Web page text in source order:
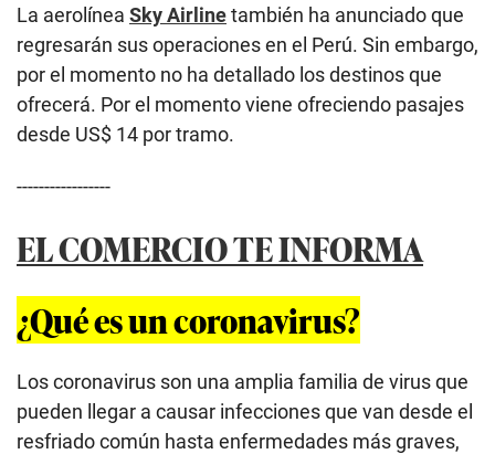
La aerolínea Sky Airlinetambién ha anunciado que
regresarán sus operaciones en el Perú. Sin embargo,
por el momento no ha detallado los destinos que
ofrecerá. Por el momento viene ofreciendo pasajes
desde US$ 14 por tramo.
-----------------
EL COMERCIO TE INFORMA
¿Qué es un coronavirus?
Los coronavirus son una amplia familia de virus que
pueden llegar a causar infecciones que van desde el
resfriado común hasta enfermedades más graves,